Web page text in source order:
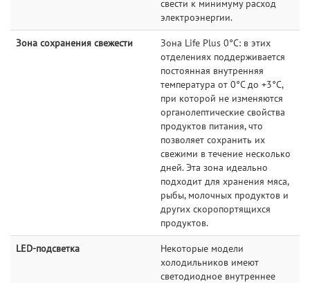
свести к минимуму расход
электроэнергии.
Зона сохранения свежести
Зона Life Plus 0°C: в этих
отделениях поддерживается
постоянная внутренняя
температура от 0°C до +3°C,
при которой не изменяются
органолептические свойства
продуктов питания, что
позволяет сохранить их
свежими в течение несколько
дней. Эта зона идеально
подходит для хранения мяса,
рыбы, молочных продуктов и
других скоропортящихся
продуктов.
LED-подсветка
Некоторые модели
холодильников имеют
светодиодное внутреннее